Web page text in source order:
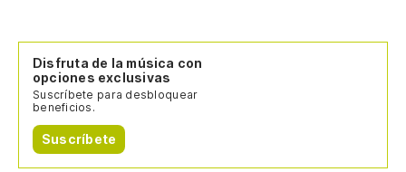
Disfruta de la música con
opciones exclusivas
Suscríbete para desbloquear
beneficios.
Suscríbete